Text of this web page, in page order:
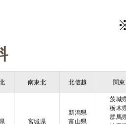
送料
南東北 北信越 関東
宮城県
新潟県
富山県
茨城
栃木
群馬